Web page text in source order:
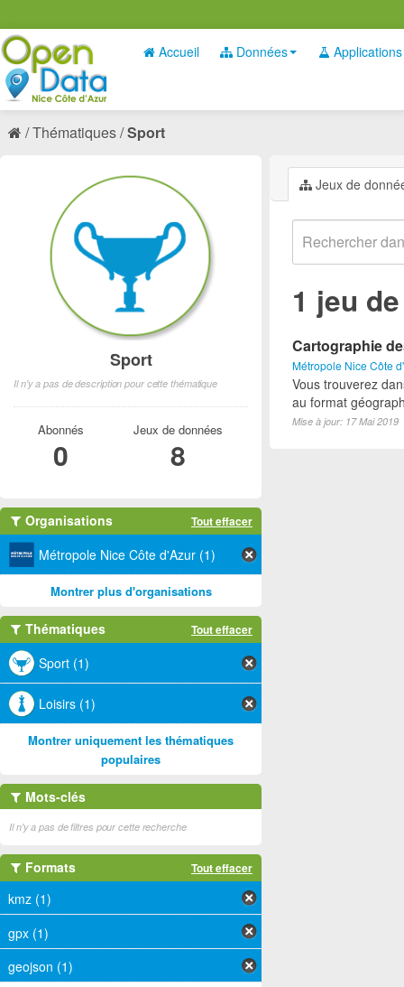
Accueil Données Applications
Thématiques Sport
Jeux de
1 jeu
Cartographie
Métropole Nice Côte
Vous trouverez
au format
Mise à jour: 17 Mai 2019
Sport
Il n'y a pas de description pour cette thématique
Abonnés
0
Jeux de données
8
Organisations Tout effacer
Métropole Nice Côte d'Azur (1)
Montrer plus d'organisations
Thématiques Tout effacer
Sport (1)
Loisirs (1)
Montrer uniquement les thématiques
populaires
Mots-clés
Il n'y a pas de filtres pour cette recherche
Formats Tout effacer
kmz (1)
gpx (1)
geojson (1)